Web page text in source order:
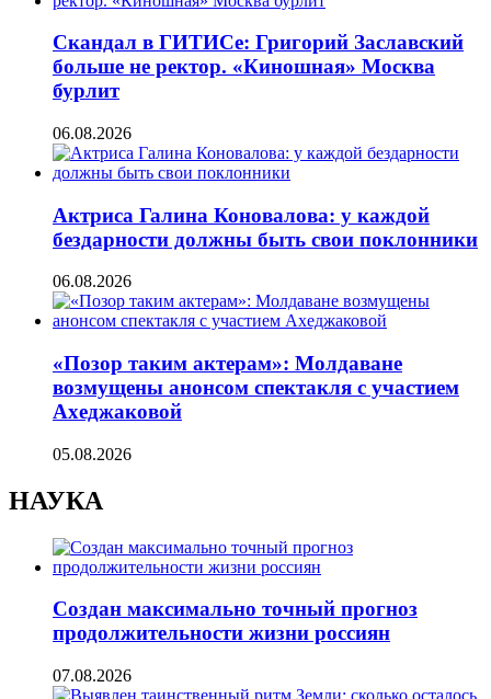
Скандал в ГИТИСе: Григорий Заславский
больше не ректор. «Киношная» Москва
бурлит
06.08.2026
Актриса Галина Коновалова: у каждой
бездарности должны быть свои поклонники
06.08.2026
«Позор таким актерам»: Молдаване
возмущены анонсом спектакля с участием
Ахеджаковой
05.08.2026
НАУКА
Создан максимально точный прогноз
продолжительности жизни россиян
07.08.2026